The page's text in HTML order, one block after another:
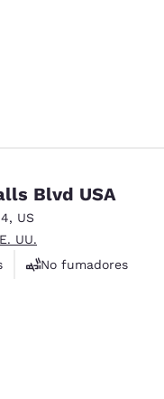
Blvd USA
, US
UU.
No fumadores